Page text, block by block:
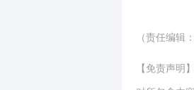
（责任编辑
【免责声明